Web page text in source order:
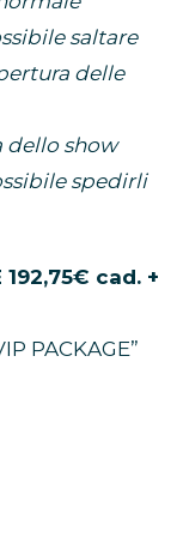
saltare
delle
dello show
spedirli
192,75€ cad. +
PACKAGE”